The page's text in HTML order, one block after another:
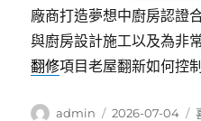
廠商打造夢想中廚房認證
與廚房設計施工以及為非
翻修項目老屋翻新如何控
作
admin
發
2026-07-04